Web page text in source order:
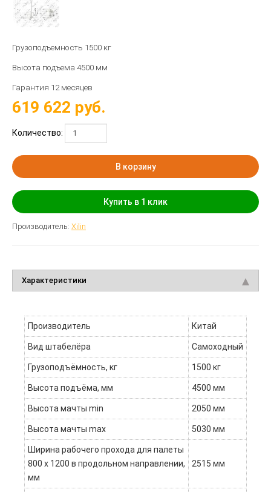
Грузоподъемность 1500 кг
Высота подъема 4500 мм
Гарантия 12 месяцев
619 622 руб.
Количество:
В корзину
Купить в 1 клик
Производитель: Xilin
Характеристики
Производитель Китай
Вид штабелёра Самоходный
Грузоподъёмность, кг 1500 кг
Высота подъёма, мм 4500 мм
Высота мачты min 2050 мм
Высота мачты max 5030 мм
Ширина рабочего прохода для палеты
800 x 1200 в продольном направлении,
мм
2515 мм